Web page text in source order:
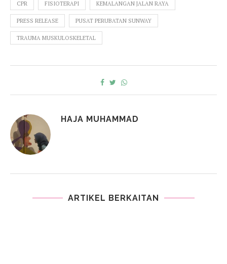
CPR FISIOTERAPI KEMALANGAN JALAN RAYA
PRESS RELEASE PUSAT PERUBATAN SUNWAY
TRAUMA MUSKULOSKELETAL
HAJA MUHAMMAD
ARTIKEL BERKAITAN